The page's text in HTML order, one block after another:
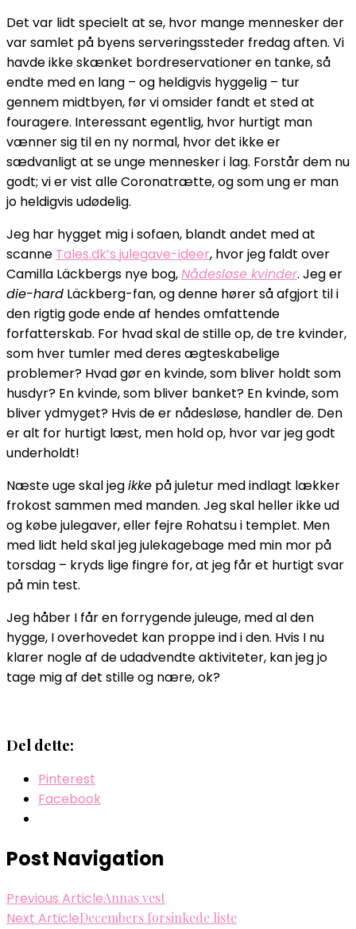
Det var lidt specielt at se, hvor mange mennesker der
var samlet på byens serveringssteder fredag aften. Vi
havde ikke skænket bordreservationer en tanke, så
endte med en lang – og heldigvis hyggelig – tur
gennem midtbyen, før vi omsider fandt et sted at
fouragere. Interessant egentlig, hvor hurtigt man
vænner sig til en ny normal, hvor det ikke er
sædvanligt at se unge mennesker i lag. Forstår dem nu
godt; vi er vist alle Coronatrætte, og som ung er man
jo heldigvis udødelig.
Jeg har hygget mig i sofaen, blandt andet med at
scanne Tales.dk’s julegave-ideer, hvor jeg faldt over
Camilla Läckbergs nye bog,Nådesløse kvinder. Jeg er
die-hard Läckberg-fan, og denne hører så afgjort til i
den rigtig gode ende af hendes omfattende
forfatterskab. For hvad skal de stille op, de tre kvinder,
som hver tumler med deres ægteskabelige
problemer? Hvad gør en kvinde, som bliver holdt som
husdyr? En kvinde, som bliver banket? En kvinde, som
bliver ydmyget? Hvis de er nådesløse, handler de. Den
er alt for hurtigt læst, men hold op, hvor var jeg godt
underholdt!
Næste uge skal jegikke på juletur med indlagt lækker
frokost sammen med manden. Jeg skal heller ikke ud
og købe julegaver, eller fejre Rohatsu i templet. Men
med lidt held skal jeg julekagebage med min mor på
torsdag – kryds lige fingre for, at jeg får et hurtigt svar
på min test.
Jeg håber I får en forrygende juleuge, med al den
hygge, I overhovedet kan proppe ind i den. Hvis I nu
klarer nogle af de udadvendte aktiviteter, kan jeg jo
tage mig af det stille og nære, ok?
Del dette:
Pinterest
Facebook
Post Navigation
Previous ArticleAnnas vest
Next ArticleDecembers forsinkede liste